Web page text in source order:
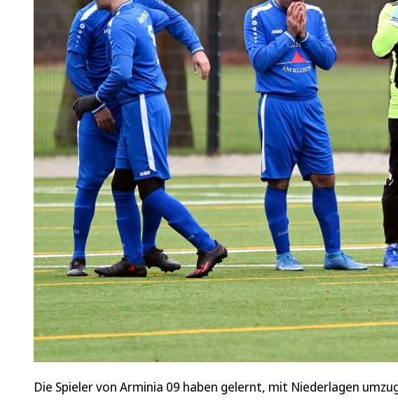
Die Spieler von Arminia 09 haben gelernt, mit Niederlagen